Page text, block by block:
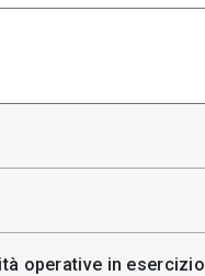
operative in esercizio